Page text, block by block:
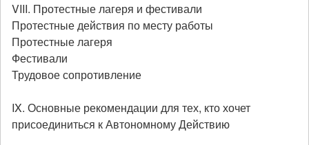
VIII. Протестные лагеря и фестивали
Протестные действия по месту работы
Протестные лагеря
Фестивали
Трудовое сопротивление
IX. Основные рекомендации для тех, кто хочет
присоединиться к Автономному Действию